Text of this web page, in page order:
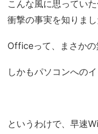
こんな風に思ってい
衝撃の事実を知りまし
Officeって、まさかの
しかもパソコンへの
というわけで、早速